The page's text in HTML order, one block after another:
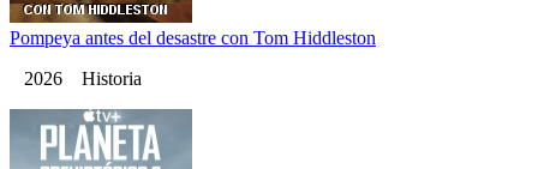
Pompeya antes del desastre con Tom Hiddleston
2026 Historia